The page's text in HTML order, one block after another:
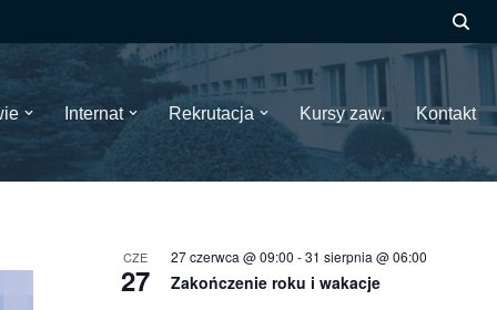
Internat Rekrutacja Kursy zaw. Kontakt
CZE
27
27 czerwca @ 09:00 -31 sierpnia @ 06:00
Zakończenie roku i wakacje